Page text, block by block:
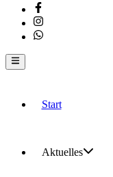
Facebook
Instagram
Whatsapp
Hauptmenü
Start
Aktuelles